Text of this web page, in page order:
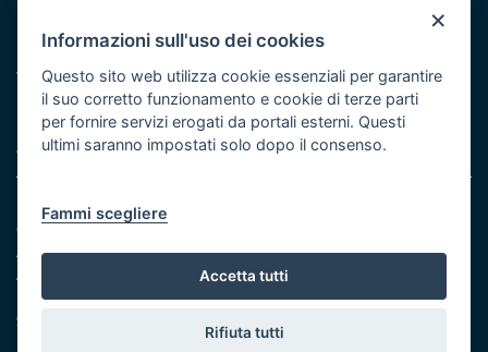
Protezione civile
Vai al sito di Protezione Civile Puglia
Iniziativa finanziata con risorse del POR Puglia 2014/2020 -
Asse XI
Note legali
Cookie e privacy
Amministrazione trasparente
Atti di notifica
Feed RSS
Servizi intranet
×
Informazioni sull'uso dei cookies
Questo sito web utilizza cookie essenziali per garantire
il suo corretto funzionamento e cookie di terze parti
per fornire servizi erogati da portali esterni. Questi
ultimi saranno impostati solo dopo il consenso.
Fammi scegliere
Accetta tutti
Rifiuta tutti